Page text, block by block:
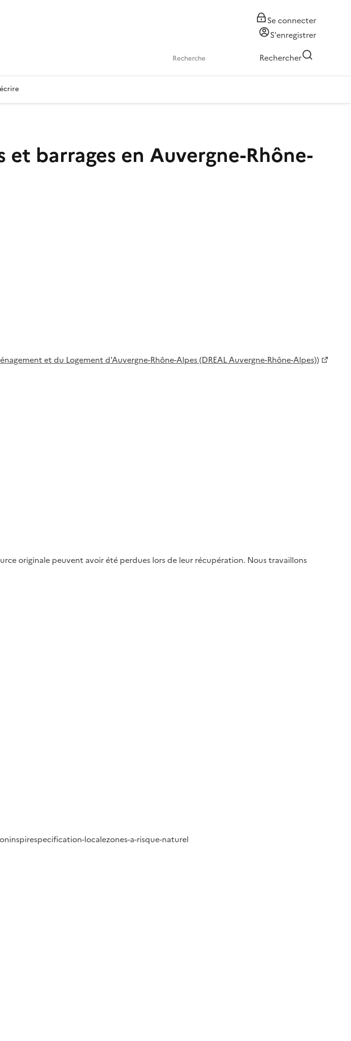
Se connecter
S'enregistrer
Rechercher
barrages en Auvergne-Rhône-
et du Logement d'Auvergne-Rhône-Alpes (DREAL Auvergne-Rhône-Alpes))
originale peuvent avoir été perdues lors de leur récupération. Nous travaillons
inspirespecification-localezones-a-risque-naturel